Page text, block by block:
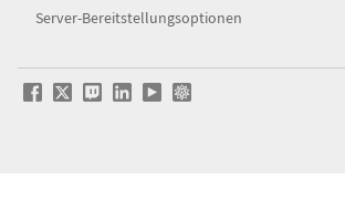
Server-Bereitstellungsoptionen